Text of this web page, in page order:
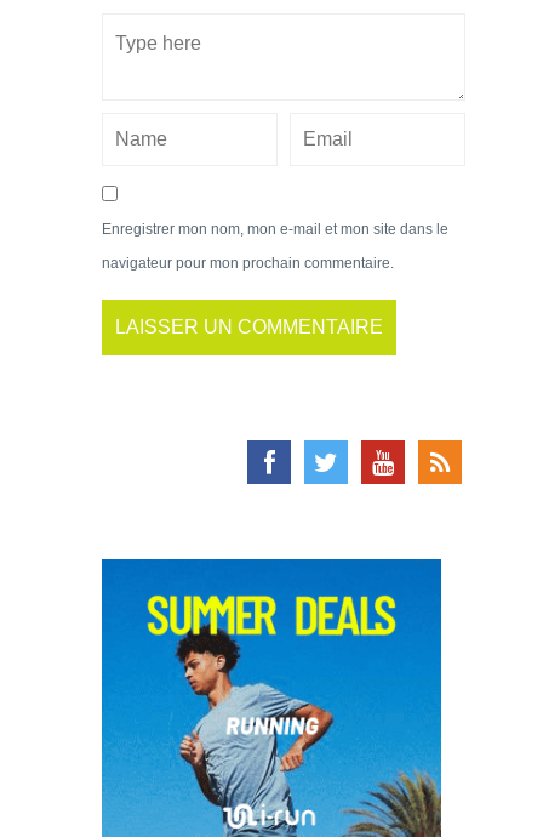
Enregistrer mon nom, mon e-mail et mon site dans le
navigateur pour mon prochain commentaire.